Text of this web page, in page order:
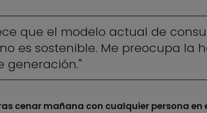
que el modelo actual de
es sostenible. Me preocupa la
generación."
cenar mañana con cualquier persona